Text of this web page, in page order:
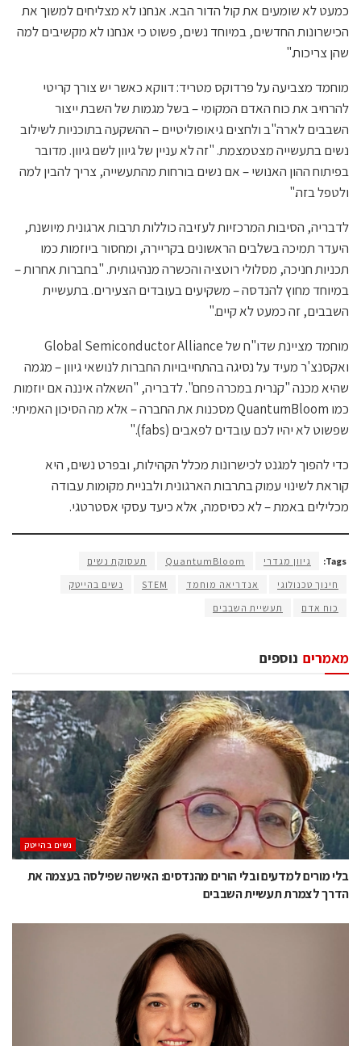
כמעט לא שומעים את קול הדור הבא. אנחנו לא מצליחים למשוך את
הכישרונות החדשים, במיוחד נשים, פשוט כי אנחנו לא מקשיבים למה
שהן צריכות."
מוחמד מצביעה על פרדוקס מטריד: דווקא כאשר יש צורך קריטי
להרחיב את כוח האדם המקומי – בשל מגמות של השבת ייצור
השבבים לארה"ב ולחצים גיאופוליטיים – ההשקעה בתוכניות לשילוב
נשים בתעשייה מצטמצמת. "זה לא עניין של גיוון לשם גיוון. מדובר
בפיתוח ההון האנושי – אם נשים בורחות מהתעשייה, צריך להבין למה
ולטפל בזה."
לדבריה, הסיבות המרכזיות לעזיבה כוללות תרבות ארגונית מיושנת,
היעדר תמיכה בשלבים הראשונים בקריירה, ומחסור ביוזמות כמו
תכניות חניכה, מסלולי רוטציה והכשרה מנהיגותית. "בחברות אחרות –
במיוחד מחוץ להנדסה – משקיעים בעובדים הצעירים. בתעשיית
השבבים, זה כמעט לא קיים."
מוחמד מציינת שדו"ח של Global Semiconductor Alliance
ואקסנצ'ר מעיד על נסיגה בהתחייבויות החברות לנושאי גיוון – מגמה
שהיא מכנה "קנרית במכרה פחם". לדבריה, "השאלה איננה אם יוזמות
כמו QuantumBloom מסכנות את החברה – אלא מה הסיכון האמיתי:
שפשוט לא יהיו לכם עובדים לפאבים (fabs)."
כדי להפוך למגנט לכישרונות מכלל הקהילות, ובפרט נשים, היא
קוראת לשינוי עמוק בתרבות הארגונית ולבניית מקומות עבודה
מכלילים באמת – לא כסיסמה, אלא כיעד עסקי אסטרטגי.
Tags: גיוון מגדרי QuantumBloom
תעסוקת נשים
חינוך טכנולוגי
אנדריאה מוחמד STEM
נשים בהייטק
כוח אדם
תעשיית השבבים
נוספים מאמרים
נשים בהייטק
בלי מורים למדעים ובלי הורים מהנדסים: האישה שפילסה בעצמה את
הדרך לצמרת תעשיית השבבים